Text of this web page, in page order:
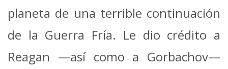
planeta de una terrible continuación
de la Guerra Fría. Le dio crédito a
Reagan —así como a Gorbachov—